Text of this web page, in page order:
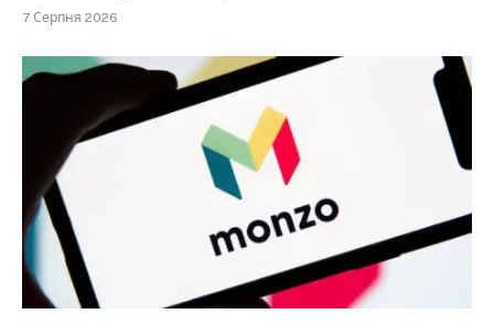
7 Серпня 2026